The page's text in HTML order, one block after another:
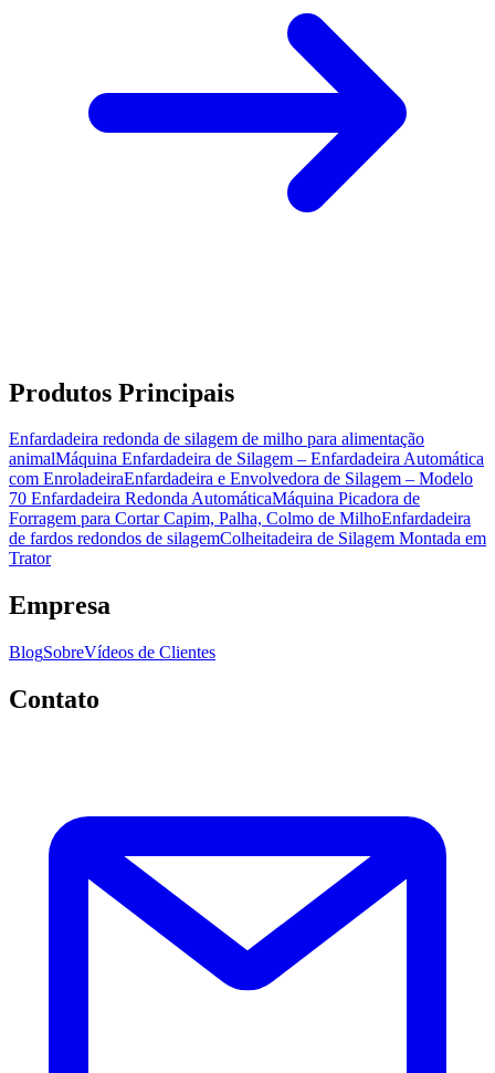
Produtos Principais
Enfardadeira redonda de silagem de milho para alimentação
animalMáquina Enfardadeira de Silagem – Enfardadeira Automática
com EnroladeiraEnfardadeira e Envolvedora de Silagem – Modelo
70 Enfardadeira Redonda AutomáticaMáquina Picadora de
Forragem para Cortar Capim, Palha, Colmo de MilhoEnfardadeira
de fardos redondos de silagemColheitadeira de Silagem Montada em
Trator
Empresa
BlogSobreVídeos de Clientes
Contato